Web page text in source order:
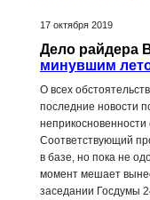
17 октября 2019
Дело райдера
минувшим
О всех
последние новости
Соответствующий
в базе, но пока не
момент мешает
заседании Госдумы